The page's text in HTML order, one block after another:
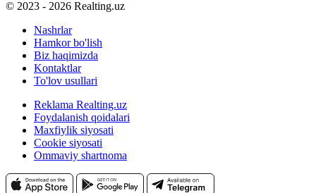
© 2023 - 2026 Realting.uz
Nashrlar
Hamkor bo'lish
Biz haqimizda
Kontaktlar
To'lov usullari
Reklama Realting.uz
Foydalanish qoidalari
Maxfiylik siyosati
Cookie siyosati
Ommaviy shartnoma